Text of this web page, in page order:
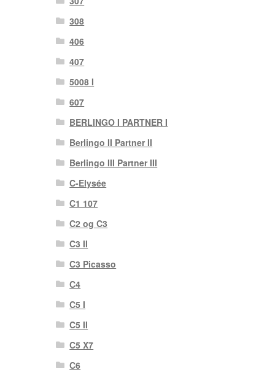
308
406
407
5008 I
607
BERLINGO I PARTNER I
Berlingo II Partner II
Berlingo III Partner III
C-Elysée
C1 107
C2 og C3
C3 II
C3 Picasso
C4
C5 I
C5 II
C5 X7
C6